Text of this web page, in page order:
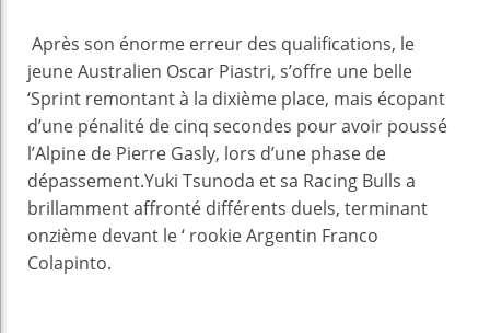
Après son énorme erreur des qualifications, le
jeune Australien Oscar Piastri, s’offre une belle
‘Sprint remontant à la dixième place, mais écopant
d’une pénalité de cinq secondes pour avoir poussé
l’Alpine de Pierre Gasly, lors d’une phase de
dépassement.Yuki Tsunoda et sa Racing Bulls a
brillamment affronté différents duels, terminant
onzième devant le ‘ rookie Argentin Franco
Colapinto.